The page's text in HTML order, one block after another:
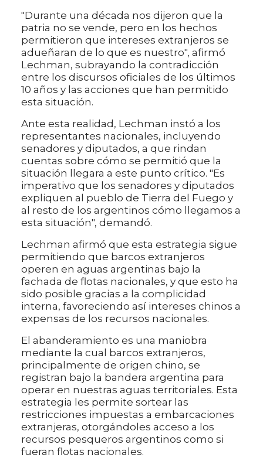
"Durante una década nos dijeron que la
patria no se vende, pero en los hechos
permitieron que intereses extranjeros se
adueñaran de lo que es nuestro", afirmó
Lechman, subrayando la contradicción
entre los discursos oficiales de los últimos
10 años y las acciones que han permitido
esta situación.
Ante esta realidad, Lechman instó a los
representantes nacionales, incluyendo
senadores y diputados, a que rindan
cuentas sobre cómo se permitió que la
situación llegara a este punto crítico. "Es
imperativo que los senadores y diputados
expliquen al pueblo de Tierra del Fuego y
al resto de los argentinos cómo llegamos a
esta situación", demandó.
Lechman afirmó que esta estrategia sigue
permitiendo que barcos extranjeros
operen en aguas argentinas bajo la
fachada de flotas nacionales, y que esto ha
sido posible gracias a la complicidad
interna, favoreciendo así intereses chinos a
expensas de los recursos nacionales.
El abanderamiento es una maniobra
mediante la cual barcos extranjeros,
principalmente de origen chino, se
registran bajo la bandera argentina para
operar en nuestras aguas territoriales. Esta
estrategia les permite sortear las
restricciones impuestas a embarcaciones
extranjeras, otorgándoles acceso a los
recursos pesqueros argentinos como si
fueran flotas nacionales.